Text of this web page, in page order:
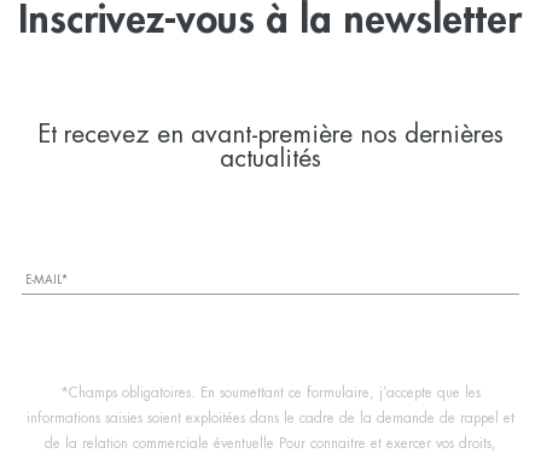
Inscrivez-vous à la newsletter
Et recevez en avant-première nos dernières
actualités
*Champs obligatoires. En soumettant ce formulaire, j’accepte que les
informations saisies soient exploitées dans le cadre de la demande de rappel et
de la relation commerciale éventuelle Pour connaitre et exercer vos droits,